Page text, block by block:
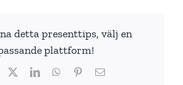
detta presenttips, välj en
plattform!
Facebook LinkedInWhatsApp
Pinterest
E-